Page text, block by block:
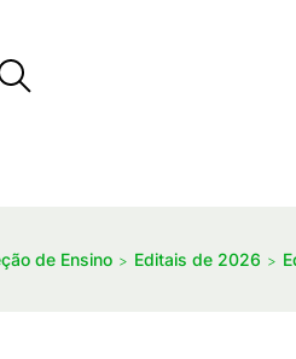
de Ensino Editais de 2026